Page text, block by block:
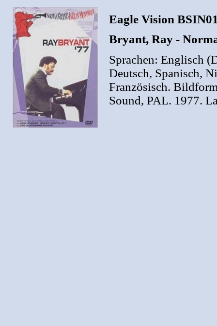
Eagle Vision
Bryant, Ray -
Sprachen: Englisch
Deutsch, Spanisch,
Französisch.
Sound, PAL. 1977.